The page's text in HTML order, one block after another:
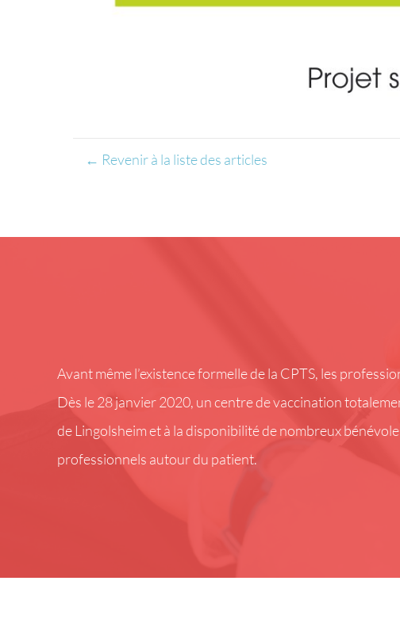
← Revenir à la liste des articles
Avant même l’existence formelle de la CPTS, les
Dès le 28 janvier 2020, un centre de vaccination
de Lingolsheim et à la disponibilité de nombreux
professionnels autour du patient.